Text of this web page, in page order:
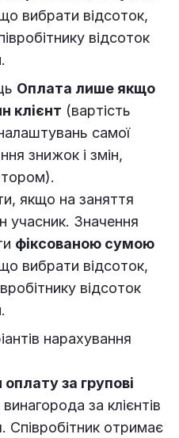
вибрати відсоток,
відсоток
Оплата лише якщо
клієнт (вартість
самої
знижок і змін,
якщо на заняття
учасник. Значення
фіксованою сумою
вибрати відсоток,
відсоток
нарахування
за групові
за клієнтів
Співробітник отримає